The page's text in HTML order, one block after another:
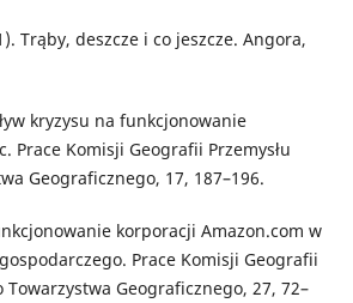
Trąby, deszcze i co jeszcze. Angora,
kryzysu na funkcjonowanie
Prace Komisji Geografii Przemysłu
Geograficznego, 17, 187–196.
korporacji Amazon.com w
Prace Komisji Geografii
Towarzystwa Geograficznego, 27, 72–